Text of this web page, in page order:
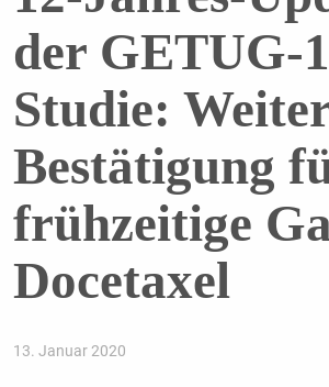
der GETUG-
Studie:
Bestätigung
frühzeitige
Docetaxel
13. Januar 2020